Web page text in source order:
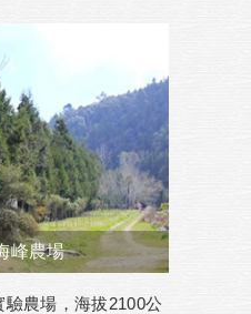
峰農場
農場，海拔2100公